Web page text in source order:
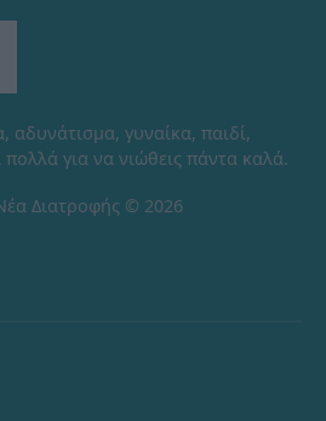
αδυνάτισμα, γυναίκα, παιδί,
για να νιώθεις πάντα καλά.
Διατροφής © 2026